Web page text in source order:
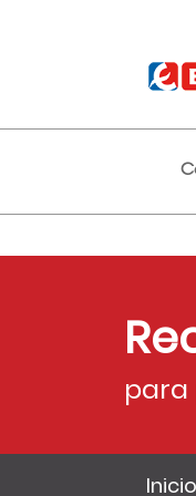
para
Inicio